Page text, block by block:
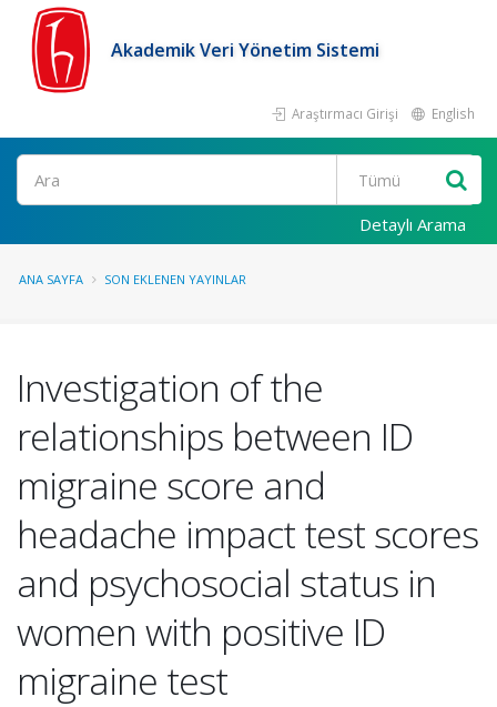
Akademik Veri Yönetim Sistemi
Araştırmacı Girişi English
Ara
Detaylı Arama
ANA SAYFA SON EKLENEN YAYINLAR
Investigation of the
relationships between ID
migraine score and
headache impact test scores
and psychosocial status in
women with positive ID
migraine test